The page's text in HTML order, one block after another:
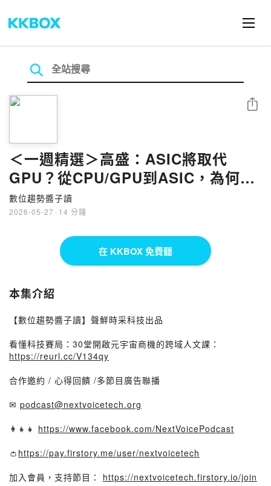
＜一週精選＞高盛：ASIC將取代
GPU？從CPU/GPU到ASIC，為何數
位匯流經濟要開始下一輪的大變動？
對AI產業投資的影響為何？
數位趨勢醬子讀
2026-05-27 · 14 分鐘
分享
在 KKBOX 免費聽
本集介紹
【數位趨勢醬子讀】聲鮮時采科技出品
看懂科技賽局：30堂開啟元宇宙商機的跨域人文課：
https://reurl.cc/V134qy
合作邀約 / 心得回饋 /多節目廣告聯播
✉ podcast@nextvoicetech.org
👩‍👧‍👧 https://www.facebook.com/NextVoicePodcast
👛 https://pay.firstory.me/user/nextvoicetech
加入會員，支持節目： https://nextvoicetech.firstory.io/join